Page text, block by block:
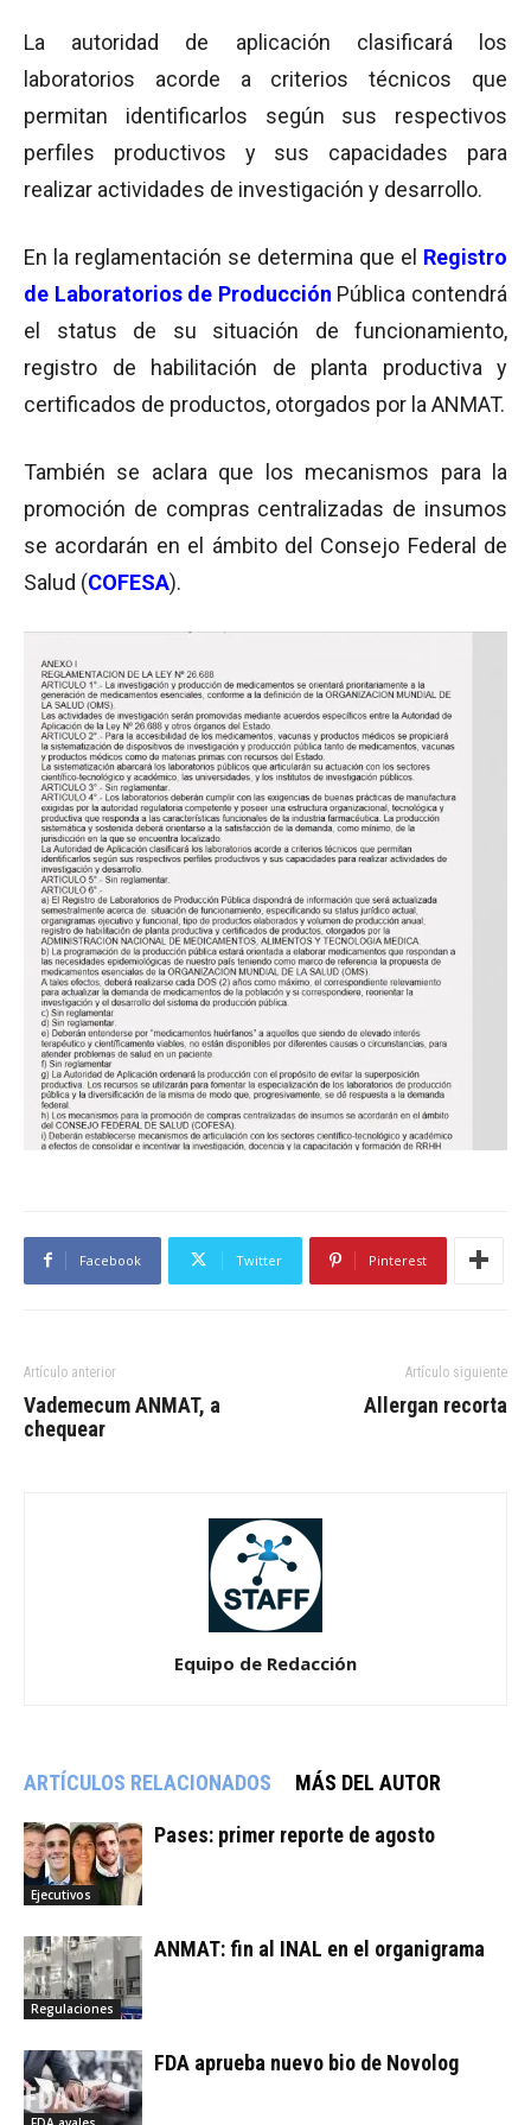
La autoridad de aplicación clasificará los
laboratorios acorde a criterios técnicos que
permitan identificarlos según sus respectivos
perfiles productivos y sus capacidades para
realizar actividades de investigación y desarrollo.
En la reglamentación se determina que el Registro
de Laboratorios de Producción Pública contendrá
el status de su situación de funcionamiento,
registro de habilitación de planta productiva y
certificados de productos, otorgados por la ANMAT.
También se aclara que los mecanismos para la
promoción de compras centralizadas de insumos
se acordarán en el ámbito del Consejo Federal de
Salud (COFESA).
Facebook Twitter Pinterest
Artículo anterior
Vademecum ANMAT, a
chequear
Artículo siguiente
Allergan recorta
Equipo de Redacción
ARTÍCULOS RELACIONADOS MÁS DEL AUTOR
Ejecutivos
Pases: primer reporte de agosto
Regulaciones
ANMAT: fin al INAL en el organigrama
FDA aprueba nuevo bio de Novolog